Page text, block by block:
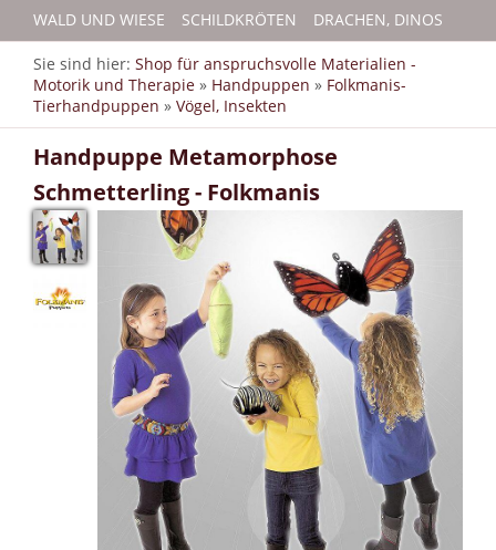
WALD UND WIESE SCHILDKRÖTEN DRACHEN, DINOS
Sie sind hier: Shop für anspruchsvolle Materialien -
Motorik und Therapie » Handpuppen » Folkmanis-
Tierhandpuppen » Vögel, Insekten
Handpuppe Metamorphose
Schmetterling - Folkmanis